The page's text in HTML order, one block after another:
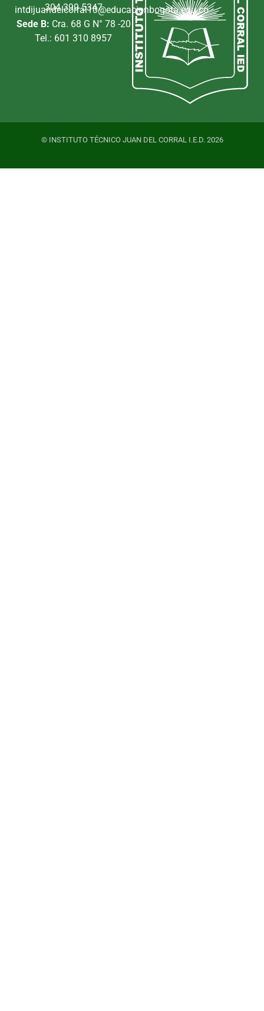
304 399 5347
intdijuandelcorral10@educacionbogota.edu.co
Sede B: Cra. 68 G N° 78 -20
Tel.: 601 310 8957
© INSTITUTO TÉCNICO JUAN DEL CORRAL I.E.D. 2026